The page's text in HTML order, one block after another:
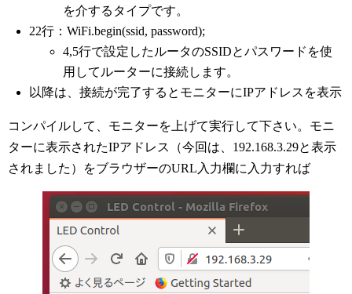
を介するタイプです。
22行：WiFi.begin(ssid, password);
4,5行で設定したルータのSSIDとパスワードを使
用してルーターに接続します。
以降は、接続が完了するとモニターにIPアドレスを表示
コンパイルして、モニターを上げて実行して下さい。モニ
ターに表示されたIPアドレス（今回は、192.168.3.29と表示
されました）をブラウザーのURL入力欄に入力すれば